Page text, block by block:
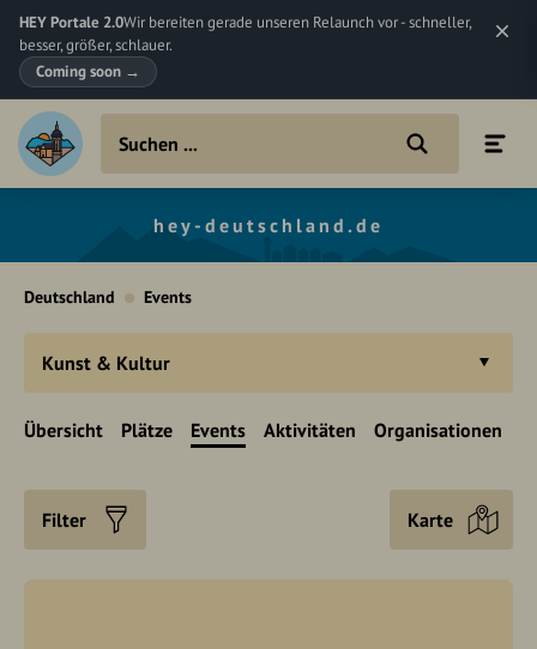
HEY Portale 2.0Wir bereiten gerade unseren Relaunch vor - schneller,
besser, größer, schlauer.
Coming soon →
hey-deutschland.de
Deutschland Events
Kunst & Kultur
Übersicht Plätze Events Aktivitäten Organisationen
Filter Karte